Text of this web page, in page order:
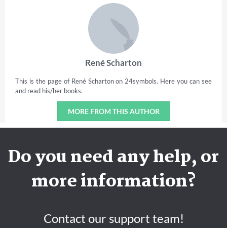
René Scharton
This is the page of René Scharton on 24symbols. Here you can see
and read his/her books.
MORE FROM THIS AUTHOR
Do you need any help, or
more information?
Contact our support team!